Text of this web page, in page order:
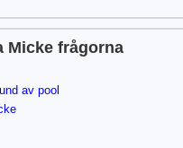
Micke frågorna
av pool